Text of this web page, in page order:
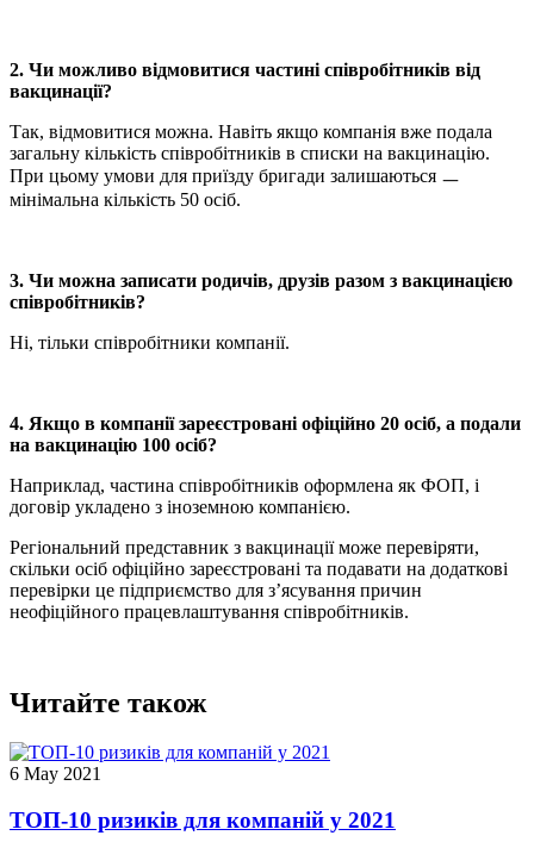
2. Чи можливо відмовитися частині співробітників від
вакцинації?
Так, відмовитися можна. Навіть якщо компанія вже подала
загальну кількість співробітників в списки на вакцинацію.
При цьому умови для приїзду бригади залишаються ㅡ
мінімальна кількість 50 осіб.
3. Чи можна записати родичів, друзів разом з вакцинацією
співробітників?
Ні, тільки співробітники компанії.
4. Якщо в компанії зареєстровані офіційно 20 осіб, а подали
на вакцинацію 100 осіб?
Наприклад, частина співробітників оформлена як ФОП, і
договір укладено з іноземною компанією.
Регіональний представник з вакцинації може перевіряти,
скільки осіб офіційно зареєстровані та подавати на додаткові
перевірки це підприємство для з’ясування причин
неофіційного працевлаштування співробітників.
Читайте також
6 May 2021
ТОП-10 ризиків для компаній у 2021